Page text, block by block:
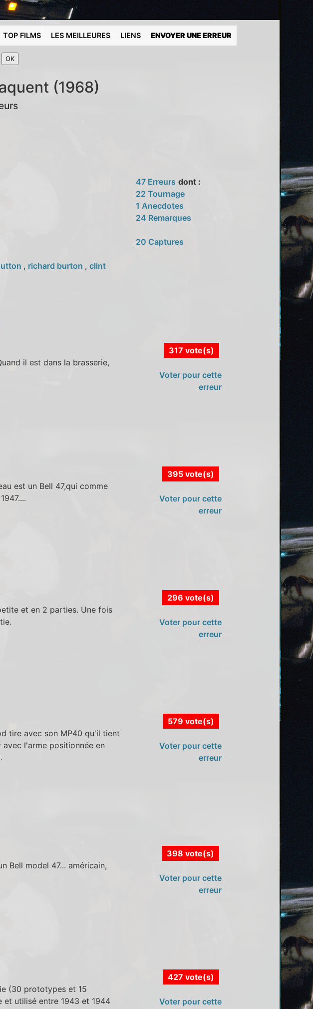
TOP FILMS LES MEILLEURES LIENS ENVOYER UNE ERREUR
(1968)
, richard burton , clint
47 Erreurs dont :
22 Tournage
1 Anecdotes
24 Remarques
20 Captures
il est dans la brasserie,
317 vote(s)
Voter pour cette
erreur
est un Bell 47,qui comme
395 vote(s)
Voter pour cette
erreur
et en 2 parties. Une fois
296 vote(s)
Voter pour cette
erreur
tire avec son MP40 qu'il tient
l'arme positionnée en
579 vote(s)
Voter pour cette
erreur
Bell model 47... américain,
398 vote(s)
Voter pour cette
erreur
(30 prototypes et 15
et utilisé entre 1943 et 1944
427 vote(s)
Voter pour cette